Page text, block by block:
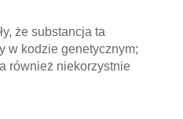
że substancja ta
w kodzie genetycznym;
również niekorzystnie